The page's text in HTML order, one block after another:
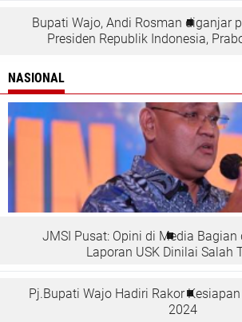
Bupati Wajo, Andi Rosman diganjar
Presiden Republik Indonesia,
NASIONAL
JMSI Pusat: Opini di Media Bagian
Laporan USK Dinilai Salah
Pj.Bupati Wajo Hadiri Rakor
2024